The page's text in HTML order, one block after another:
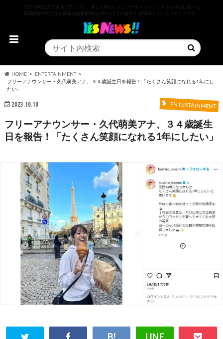
YESNEWSは全てをポジティブに、楽しく明るいエンターテインメントネタを中心に様々な
最新情報やお役立ち情報を編集部独自の切り口でお届けするWEBニュースメディアです。
HOME
ENTERTAINMENT
フリーアナウンサー・久代萌美アナ、３４歳誕生日を報告！「たくさん笑顔になれる1年にし
たい」
2023.10.10 ENTERTAINMENT
フリーアナウンサー・久代萌美アナ、３４歳誕生
日を報告！「たくさん笑顔になれる1年にしたい」